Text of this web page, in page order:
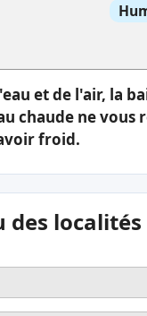
et de l'air, la
chaude ne vous
froid.
des